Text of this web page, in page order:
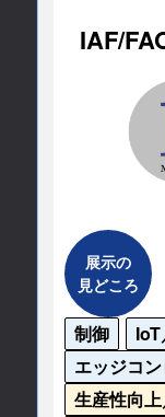
ロボッ
担当部署
IEC/SyC
所在地
〒169-
東京都新
高田馬場
IAF/
展示の
見どころ
制御
エッジコ
生産性向